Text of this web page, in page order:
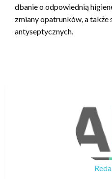
dbanie o odpowiednią
zmiany opatrunków, a także
antyseptycznych.